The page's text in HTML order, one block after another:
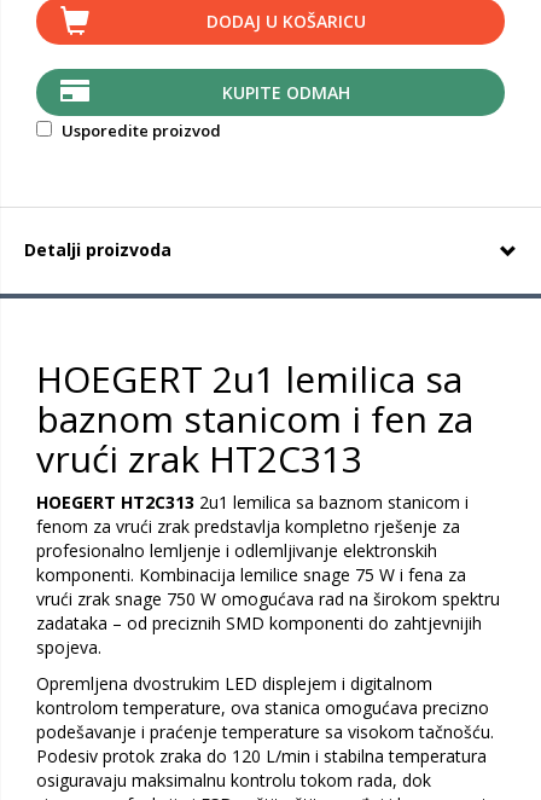
DODAJ U KOŠARICU
KUPITE ODMAH
Usporedite proizvod
Detalji proizvoda
HOEGERT 2u1 lemilica sa
baznom stanicom i fen za
vrući zrak HT2C313
HOEGERT HT2C313 2u1 lemilica sa baznom stanicom i
fenom za vrući zrak predstavlja kompletno rješenje za
profesionalno lemljenje i odlemljivanje elektronskih
komponenti. Kombinacija lemilice snage 75 W i fena za
vrući zrak snage 750 W omogućava rad na širokom spektru
zadataka – od preciznih SMD komponenti do zahtjevnijih
spojeva.
Opremljena dvostrukim LED displejem i digitalnom
kontrolom temperature, ova stanica omogućava precizno
podešavanje i praćenje temperature sa visokom tačnošću.
Podesiv protok zraka do 120 L/min i stabilna temperatura
osiguravaju maksimalnu kontrolu tokom rada, dok